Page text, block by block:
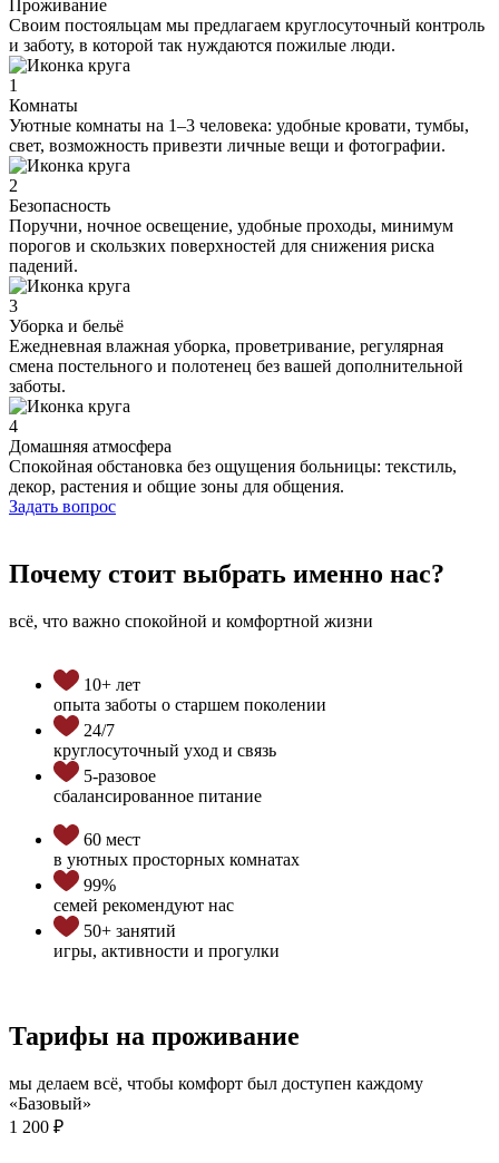
Проживание
Своим постояльцам мы предлагаем круглосуточный контроль
и заботу, в которой так нуждаются пожилые люди.
1
Комнаты
Уютные комнаты на 1–3 человека: удобные кровати, тумбы,
свет, возможность привезти личные вещи и фотографии.
2
Безопасность
Поручни, ночное освещение, удобные проходы, минимум
порогов и скользких поверхностей для снижения риска
падений.
3
Уборка и бельё
Ежедневная влажная уборка, проветривание, регулярная
смена постельного и полотенец без вашей дополнительной
заботы.
4
Домашняя атмосфера
Спокойная обстановка без ощущения больницы: текстиль,
декор, растения и общие зоны для общения.
Задать вопрос
Почему стоит выбрать именно нас?
всё, что важно спокойной и комфортной жизни
10+ лет
опыта заботы о старшем поколении
24/7
круглосуточный уход и связь
5-разовое
сбалансированное питание
60 мест
в уютных просторных комнатах
99%
семей рекомендуют нас
50+ занятий
игры, активности и прогулки
Тарифы на проживание
мы делаем всё, чтобы комфорт был доступен каждому
«Базовый»
1 200 ₽